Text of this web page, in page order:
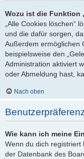
Wozu ist die Funktion
„Alle Cookies löschen“
und die dafür sorgen,
Außerdem ermöglichen
beispielsweise den
Administration aktiviert
oder Abmeldung hast,
Nach oben
Wie kann ich meine
Wenn du dich registriert
der Datenbank des